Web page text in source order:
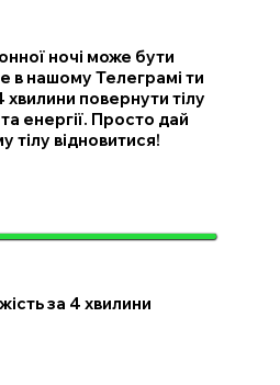
ночі може бути
в нашому Телеграмі ти
хвилини повернути тілу
та енергії. Просто дай
тілу відновитися!
за 4 хвилини